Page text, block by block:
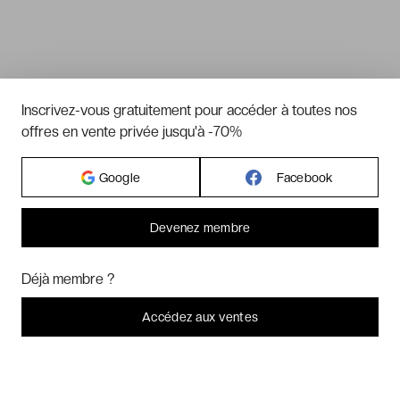
Inscrivez-vous gratuitement pour accéder à toutes nos
offres en vente privée jusqu'à -70%
Google Facebook
Devenez membre
Déjà membre ?
Accédez aux ventes
Marketing? Vous pouvez toujours modifier ou retirer votre
Je refuse C'est bon.